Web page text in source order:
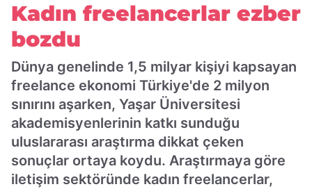
Kadın freelancerlar ezber
bozdu
Dünya genelinde 1,5 milyar kişiyi kapsayan
freelance ekonomi Türkiye'de 2 milyon
sınırını aşarken, Yaşar Üniversitesi
akademisyenlerinin katkı sunduğu
uluslararası araştırma dikkat çeken
sonuçlar ortaya koydu. Araştırmaya göre
iletişim sektöründe kadın freelancerlar,